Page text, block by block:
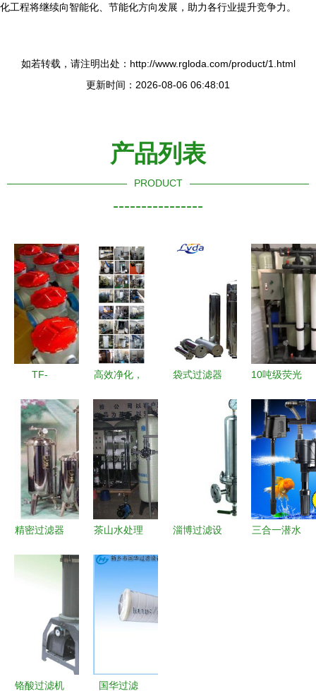
化工程将继续向智能化、节能化方向发展，助力各行业提升竞争力。
如若转载，请注明出处：http://www.rgloda.com/product/1.html
更新时间：2026-08-06 06:48:01
产品列表
PRODUCT
----------------
TF-
Y吸油过滤
器 高效过
滤，保障液
压系统稳定
运行
高效净化，
——包装粉
尘吸尘器与
过滤设备解
析
袋式过滤器
10吨级荧光
水专用处理
系统 创新
技术与高效
过滤设备解
析
精密过滤器
在线（原网
线）过滤设
备中的应用
与优势
茶山水处理
化处理设备
的技术解析
淄博过滤设
三合一潜水
铬酸过滤机 国华过滤